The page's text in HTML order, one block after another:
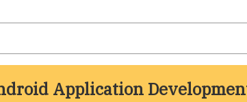
Application